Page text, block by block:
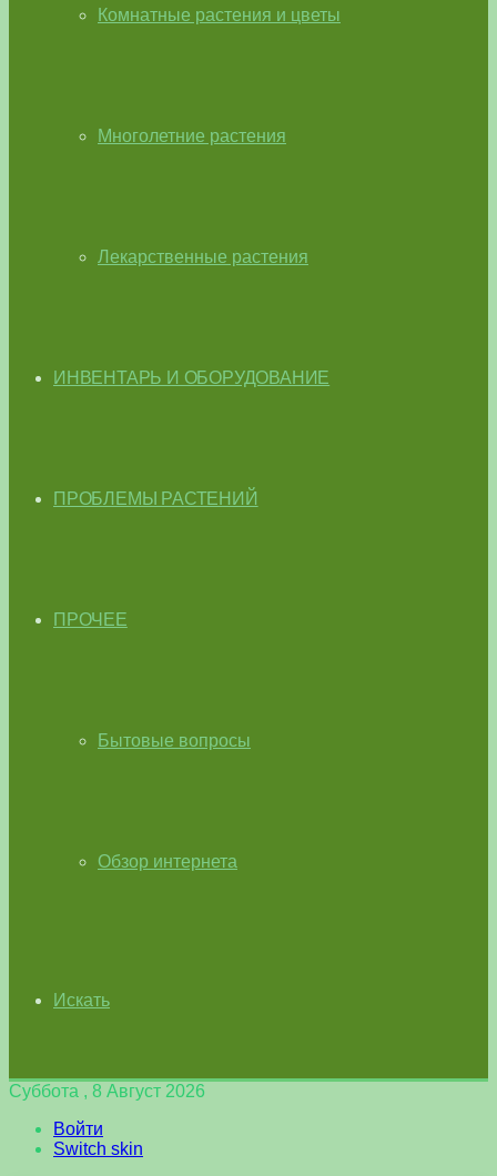
Комнатные растения и цветы
Многолетние растения
Лекарственные растения
ИНВЕНТАРЬ И ОБОРУДОВАНИЕ
ПРОБЛЕМЫ РАСТЕНИЙ
ПРОЧЕЕ
Бытовые вопросы
Обзор интернета
Искать
Суббота , 8 Август 2026
Войти
Switch skin